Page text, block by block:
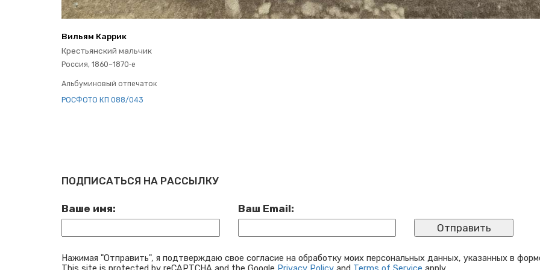
Ви­льям Кар­рик
Кре­стьян­ский маль­чик
Рос­сия, 1860–1870‑е
Аль­бу­ми­но­вый от­пе­ча­ток
РОС­ФО­ТО КП 088/043
ПОДПИСАТЬСЯ НА РАССЫЛКУ
Ваше имя: Ваш Email:
Нажимая "Отправить", я подтверждаю свое согласие на обработку моих персональных данных, указанных в